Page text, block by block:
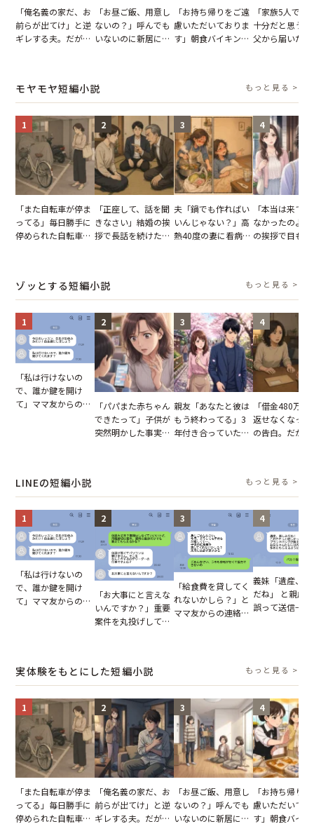
「俺名義の家だ、お
前らが出てけ」と逆
ギレする夫。だが、
「お昼ご飯、用意し
ないの？」呼んでも
いないのに新居にあ
「お持ち帰りをご遠
慮いただいておりま
す」朝食バイキング
「家族5人で3
十分だと思う
父から届いたご
モヤモヤ短編小説 もっと見る >
1
「また自転車が停ま
ってる」毎日勝手に
停められた自転車。
2
「正座して、話を聞
きなさい」結婚の挨
拶で長話を続けた義
3
夫「鍋でも作ればい
いんじゃない？」高
熱40度の妻に看病な
4
「本当は来て
なかったのよ
の挨拶で目も
ゾッとする短編小説 もっと見る >
1
「私は行けないの
で、誰か鍵を開け
て」ママ友からの
2
「パパまた赤ちゃん
できたって」子供が
突然明かした事実。
3
親友「あなたと彼は
もう終わってる」3
年付き合っていた彼
4
「借金480万、
返せなくなっ
の告白。だが
LINEの短編小説 もっと見る >
1
「私は行けないの
で、誰か鍵を開け
て」ママ友からの
2
「お大事にと言えな
いんですか？」重要
案件を丸投げして休
3
「給食費を貸してく
れないかしら？」と
ママ友からの連絡。
4
義妹「遺産、
だね」 と親戚
誤って送信→夫
実体験をもとにした短編小説 もっと見る >
1
「また自転車が停ま
ってる」毎日勝手に
停められた自転車。
2
「俺名義の家だ、お
前らが出てけ」と逆
ギレする夫。だが、
3
「お昼ご飯、用意し
ないの？」呼んでも
いないのに新居にあ
4
「お持ち帰り
慮いただいて
す」朝食バイ